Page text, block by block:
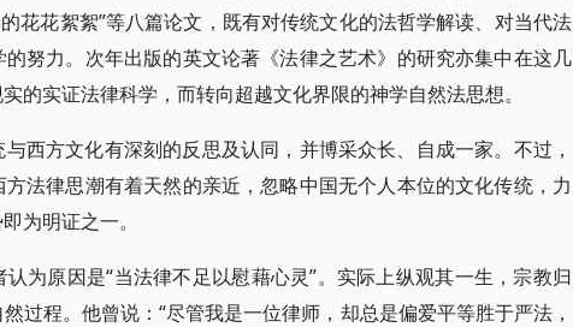
花花絮絮”等八篇论文，既有对传统文化的法哲学解读、对当代法
努力。次年出版的英文论著《法律之艺术》的研究亦集中在这几
的实证法律科学，而转向超越文化界限的神学自然法思想。
西方文化有深刻的反思及认同，并博采众长、自成一家。不过，
法律思潮有着天然的亲近，忽略中国无个人本位的文化传统，力
为明证之一。
为原因是“当法律不足以慰藉心灵”。实际上纵观其一生，宗教归
过程。他曾说：“尽管我是一位律师，却总是偏爱平等胜于严法，